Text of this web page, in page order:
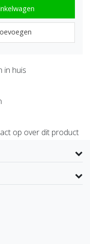
in huis
op over dit product